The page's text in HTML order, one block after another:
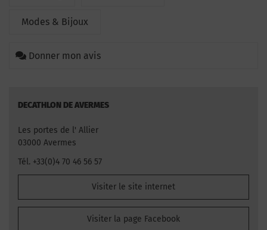
Modes & Bijoux
Donner mon avis
DECATHLON DE AVERMES
Les portes de l' Allier
03000 Avermes
Tél. +33(0)4 70 46 56 57
Visiter le site internet
Visiter la page Facebook